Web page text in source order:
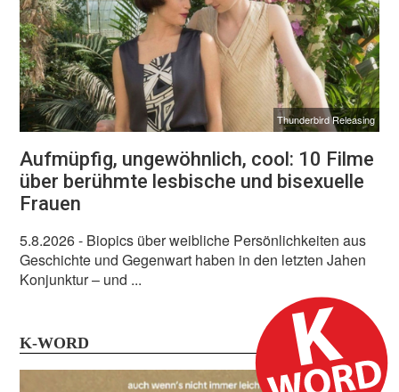
Thunderbird Releasing
Aufmüpfig, ungewöhnlich, cool: 10 Filme
über berühmte lesbische und bisexuelle
Frauen
5.8.2026- Biopics über weibliche Persönlichkeiten aus
Geschichte und Gegenwart haben in den letzten Jahen
Konjunktur – und ...
K-WORD